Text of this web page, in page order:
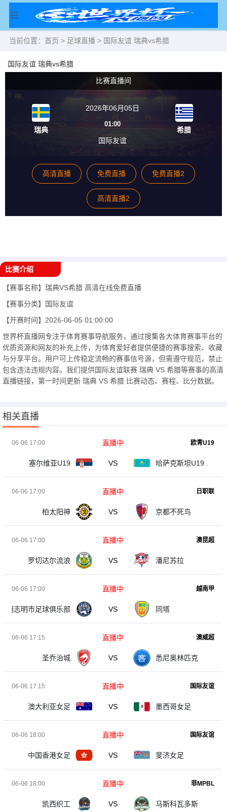
当前位置： 首页 > 足球直播 > 国际友谊 瑞典vs希腊
国际友谊 瑞典vs希腊
比赛直播间
瑞典
2026年06月05日
01:00
国际友谊
希腊
高清直播 免费直播 免费直播2
高清直播2
比赛介绍
【赛事名称】 瑞典VS希腊 高清在线免费直播
【赛事分类】
国际友谊
【开赛时间】 2026-06-05 01:00:00
世界杯直播网专注于体育赛事导航服务，通过搜集各大体育赛事平台的
优质资源和网友的补充上传，为体育爱好者提供便捷的赛事搜索、收藏
与分享平台。用户可上传稳定流畅的赛事信号源，但需遵守规范，禁止
包含违法违规内容。我们提供国际友谊联赛 瑞典 VS 希腊等赛事的高清
直播链接，第一时间更新 瑞典 VS 希腊 比赛动态、赛程、比分数据。
相关直播
06-06 17:00 欧青U19
塞尔维亚U19 VS 哈萨克斯坦U19
直播中
06-06 17:00 日职联
柏太阳神 VS 京都不死鸟
直播中
06-06 17:00 澳昆超
罗切达尔流浪 VS 潘尼苏拉
直播中
06-06 17:00 越南甲
胡志明市足球俱乐部 VS 同塔
直播中
06-06 17:15 澳威超
圣乔治城 VS 悉尼奥林匹克
直播中
06-06 17:15 国际友谊
澳大利亚女足 VS 墨西哥女足
直播中
06-06 18:00 国际友谊
中国香港女足 VS 斐济女足
直播中
06-06 18:00 菲MPBL
凯西织工 VS 马斯科瓦多斯
直播中